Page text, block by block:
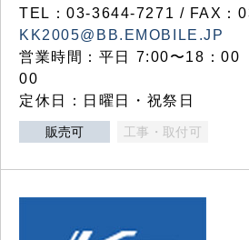
TEL：03‐3644‐7271 / FAX：
KK2005@BB.EMOBILE.JP
営業時間：平日 7:00〜18：00
00
定休日：日曜日・祝祭日
販売可 工事・取付可